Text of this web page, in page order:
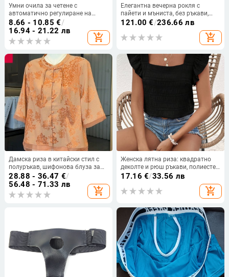
Умни очила за четене с
автоматично регулиране на
диоптъра, двуфокусни за далеч и
близо, висока резолюция, защита
от синя светлина, мултифокални
за възрастни
8.66 - 10.85 €/
16.94 - 21.22 лв
add_shopping_cart
Елегантна вечерна рокля с
пайети и мъниста, без ръкави,
прилепнала по тялото, дълга
рокля с рибена опашка за дами
121.00 €/236.66 лв
add_shopping_cart
Дамска риза в китайски стил с
полуръкав, шифонова блуза за
жени в средна възраст, летен
модел 2026
28.88 - 36.47 €/
56.48 - 71.33 лв
add_shopping_cart
Женска лятна риза: квадратно
деколте и рюш ръкави, полиестер
70-80%, ежедневен стил
17.16 €/33.56 лв
add_shopping_cart